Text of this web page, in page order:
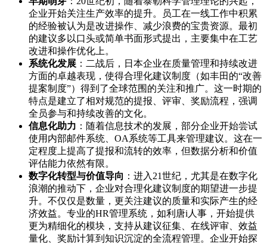
企业开始关注生产效率的提升。员工在一线工作中积累
的经验被认为是改进操作、减少浪费的宝贵资源。最初
的建议多以口头或简单书面形式提出，主要集中在工艺
改进和操作优化上。
系统化发展 ：二战后，日本企业在质量管理和持续改进
方面的卓越表现，使得合理化建议制度（如丰田的“改善
提案制度”）得到了全球范围的关注和推广。这一时期的
特点是建立了相对规范的提报、评审、奖励流程，强调
全员参与和持续改善的文化。
信息化助力 ：随着信息技术的发展，部分企业开始尝试
使用内部邮件系统、OA系统等工具来管理建议。这在一
定程度上提高了提报和流转的效率，但数据分析和价值
评估能力依然有限。
数字化转型与价值导向 ：进入21世纪，尤其是在数字化
浪潮的推动下，企业对合理化建议制度的期望进一步提
升。不仅仅是数量，更关注建议的质量和实际产生的经
济效益。专业的HR管理系统，如利唐i人事，开始提供
更为精细化的模块，支持从建议征集、在线评审、效益
量化、奖励计算到知识沉淀的全流程管理。企业开始探